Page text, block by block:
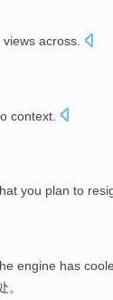
views across
context
you plan to
engine has
。